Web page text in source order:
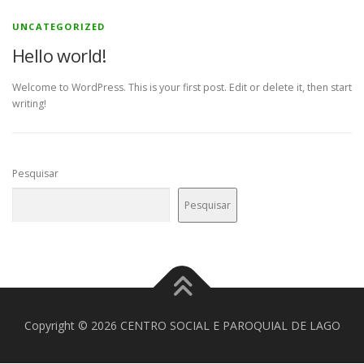
UNCATEGORIZED
Hello world!
Welcome to WordPress. This is your first post. Edit or delete it, then start
writing!
Pesquisar
Pesquisar
Copyright © 2026 CENTRO SOCIAL E PAROQUIAL DE LAGO